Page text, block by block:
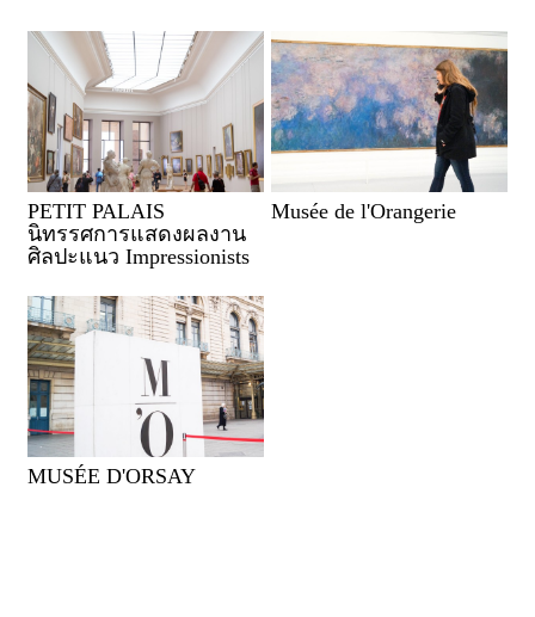
PETIT PALAIS
นิทรรศการแสดงผลงาน
ศิลปะแนว Impressionists
Musée de l'Orangerie
MUSÉE D'ORSAY